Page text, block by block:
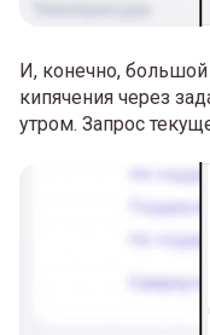
И, конечно,
кипячения через
утром. Запрос